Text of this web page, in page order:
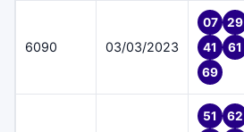
6090 03/03/2023
07
29
41
61
69
51
62